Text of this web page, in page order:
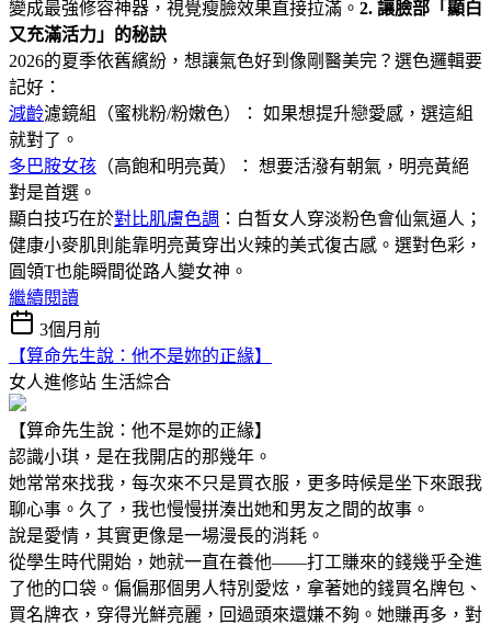
變成最強修容神器，視覺瘦臉效果直接拉滿。 2. 讓臉部「顯白
又充滿活力」的秘訣
2026的夏季依舊繽紛，想讓氣色好到像剛醫美完？選色邏輯要
記好：
減齡濾鏡組（蜜桃粉/粉嫩色）： 如果想提升戀愛感，選這組
就對了。
多巴胺女孩 （高飽和明亮黃）： 想要活潑有朝氣，明亮黃絕
對是首選。
顯白技巧在於對比肌膚色調 ：白皙女人穿淡粉色會仙氣逼人；
健康小麥肌則能靠明亮黃穿出火辣的美式復古感。選對色彩，
圓領T也能瞬間從路人變女神。
繼續閱讀
3個月前
【算命先生說：他不是妳的正緣】
女人進修站 生活綜合
【算命先生說：他不是妳的正緣】
認識小琪，是在我開店的那幾年。
她常常來找我，每次來不只是買衣服，更多時候是坐下來跟我
聊心事。久了，我也慢慢拼湊出她和男友之間的故事。
說是愛情，其實更像是一場漫長的消耗。
從學生時代開始，她就一直在養他——打工賺來的錢幾乎全進
了他的口袋。偏偏那個男人特別愛炫，拿著她的錢買名牌包、
買名牌衣，穿得光鮮亮麗，回過頭來還嫌不夠。她賺再多，對